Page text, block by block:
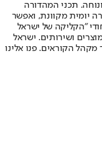
תכני המהדורה
יומית מקוונת, ואפשר
"הקליקה של ישראל
ושירותים. ישראל
הקוראים. פנו אלינו